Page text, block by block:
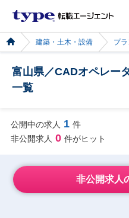
建築・土木・設備 プ
富山県／CADオペレー
一覧
公開中の求人 1 件
非公開求人 0 件がヒット
非公開求人